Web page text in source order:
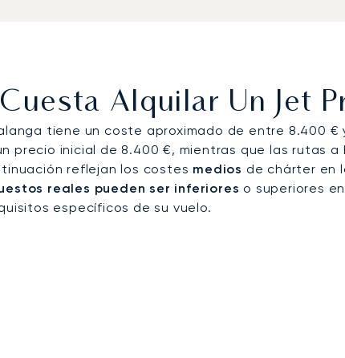
Alquilar Un Jet
tiene un coste aproximado de entre 8.400
precio inicial de 8.400 €, mientras que las rutas a
reflejan los costes medios de chárter en
reales pueden ser inferiores o superiores
específicos de su vuelo.